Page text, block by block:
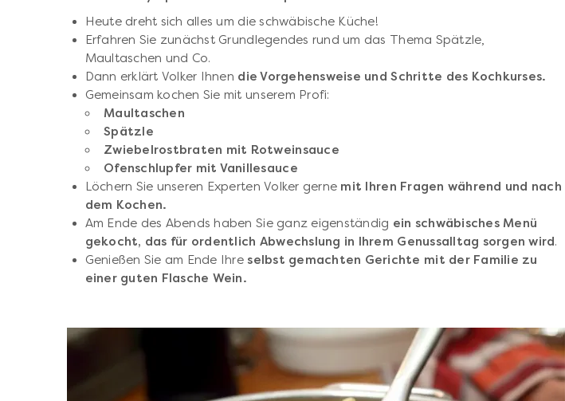
Heute dreht sich alles um die schwäbische Küche!
Erfahren Sie zunächst Grundlegendes rund um das Thema Spätzle,
Maultaschen und Co.
Dann erklärt Volker Ihnen die Vorgehensweise und Schritte des Kochkurses.
Gemeinsam kochen Sie mit unserem Profi:
Maultaschen
Spätzle
Zwiebelrostbraten mit Rotweinsauce
Ofenschlupfer mit Vanillesauce
Löchern Sie unseren Experten Volker gerne mit Ihren Fragen während und nach
dem Kochen.
Am Ende des Abends haben Sie ganz eigenständig ein schwäbisches Menü
gekocht, das für ordentlich Abwechslung in Ihrem Genussalltag sorgen wird.
Genießen Sie am Ende Ihre selbst gemachten Gerichte mit der Familie zu
einer guten Flasche Wein.